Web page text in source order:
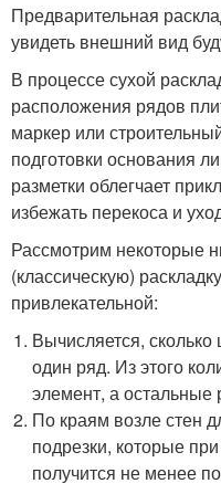
Предварительная
увидеть внешний вид
В процессе сухой
расположения рядов
маркер или
подготовки основания
разметки облегчает
избежать перекоса и
Рассмотрим некоторые
(классическую)
привлекательной:
Вычисляется,
один ряд. Из этого
элемент, а остальные
По краям возле стен
подрезки, которые
получится не менее